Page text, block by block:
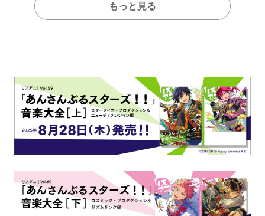
もっと見る